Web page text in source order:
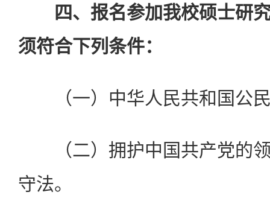
四、报名参加我校硕士研
须符合下列条件：
（一）中华人民共和国公
（二）拥护中国共产党的领
守法。